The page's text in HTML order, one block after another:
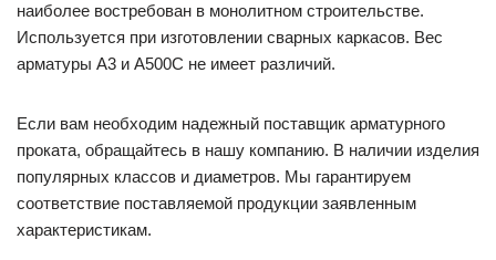
наиболее востребован в монолитном строительстве.
Используется при изготовлении сварных каркасов. Вес
арматуры А3 и А500С не имеет различий.
Если вам необходим надежный поставщик арматурного
проката, обращайтесь в нашу компанию. В наличии изделия
популярных классов и диаметров. Мы гарантируем
соответствие поставляемой продукции заявленным
характеристикам.